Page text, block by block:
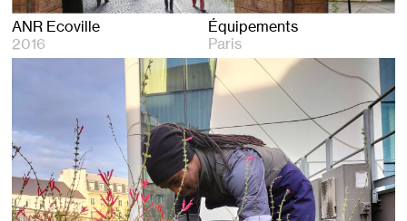
ANR Ecoville
2016
Équipements
Paris